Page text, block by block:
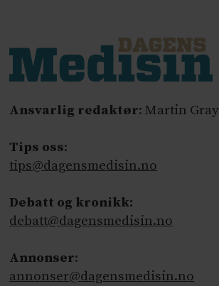
Ansvarlig redaktør: Martin Gray
Tips oss:
tips@dagensmedisin.no
Debatt og kronikk:
debatt@dagensmedisin.no
Annonser:
annonser@dagensmedisin.no